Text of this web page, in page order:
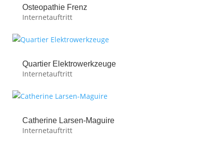
Osteopathie Frenz
Internetauftritt
Quartier Elektrowerkzeuge
Internetauftritt
Catherine Larsen-Maguire
Internetauftritt